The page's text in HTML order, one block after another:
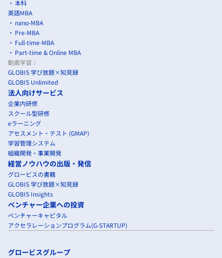
本科
英語MBA
nano-MBA
Pre-MBA
Full-time-MBA
Part-time & Online MBA
動画学習：
GLOBIS 学び放題×知見録
GLOBIS Unlimited
法人向けサービス
企業内研修
スクール型研修
eラーニング
アセスメント・テスト (GMAP)
学習管理システム
組織開発・事業開発
経営ノウハウの出版・発信
グロービスの書籍
GLOBIS 学び放題×知見録
GLOBIS Insights
ベンチャー企業への投資
ベンチャーキャピタル
アクセラレーションプログラム(G-STARTUP)
グロービスグループ